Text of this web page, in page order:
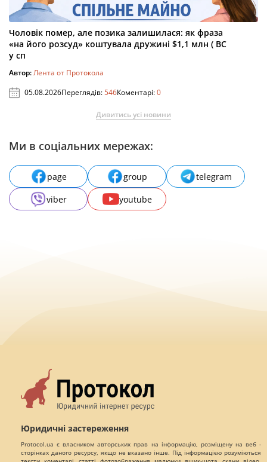
Чоловік помер, але позика залишилася: як фраза
«на його розсуд» коштувала дружині $1,1 млн ( ВС
у сп
Автор:Лента от Протокола
05.08.2026Переглядів:546Коментарі:0
Дивитись усі новини
Ми в соціальних мережах:
page group
telegram
viber
youtube
Юридичні застереження
Protocol.ua є власником авторських прав на інформацію, розміщену на веб -
сторінках даного ресурсу, якщо не вказано інше. Під інформацією розуміються